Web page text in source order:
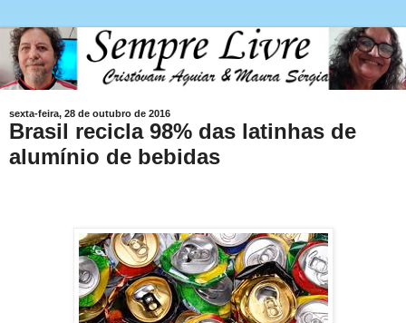
sexta-feira, 28 de outubro de 2016
Brasil recicla 98% das latinhas de
alumínio de bebidas